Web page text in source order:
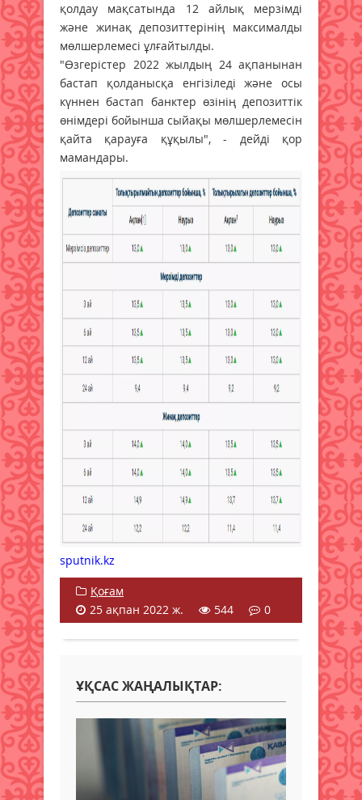
қолдау мақсатында 12 айлық мерзімді
және жинақ депозиттерінің максималды
мөлшерлемесі ұлғайтылды.
"Өзгерістер 2022 жылдың 24 ақпанынан
бастап қолданысқа енгізіледі және осы
күннен бастап банктер өзінің депозиттік
өнімдері бойынша сыйақы мөлшерлемесін
қайта қарауға құқылы", - дейді қор
мамандары.
sputnik.kz
Қоғам
25 ақпан 2022 ж.
544 0
ҰҚСАС ЖАҢАЛЫҚТАР: